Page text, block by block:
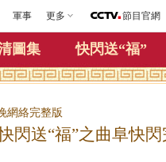
軍事 更多 節目官網
圖集 快閃送“福”
網絡完整版
閃送“福”之曲阜快